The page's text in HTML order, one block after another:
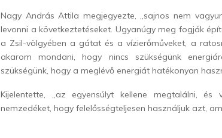
Nagy András Attila megjegyezte, „sajnos nem
levonni a következtetéseket. Ugyanúgy meg fogják
a Zsil-völgyében a gátat és a vízierőműveket, a
akarom mondani, hogy nincs szükségünk
szükségünk, hogy a meglévő energiát hatékonyan
Kijelentette, „az egyensúlyt kellene megtalálni,
nemzedéket, hogy felelősségteljesen használjuk azt,